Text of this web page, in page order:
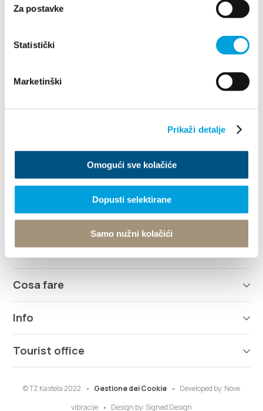
Za postavke
Statistički
Marketinški
Prikaži detalje
Omogući sve kolačiće
Dopusti selektirane
Samo nužni kolačići
info@kastela-info.hr
Esplora
Destinazione
Cosa fare
Info
Tourist office
© TZ Kastela 2022 Gestione dei Cookie Developed by: Nove
vibracije
Design by: Signed Design